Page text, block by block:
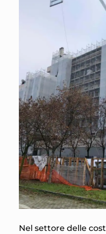
Nel settore delle